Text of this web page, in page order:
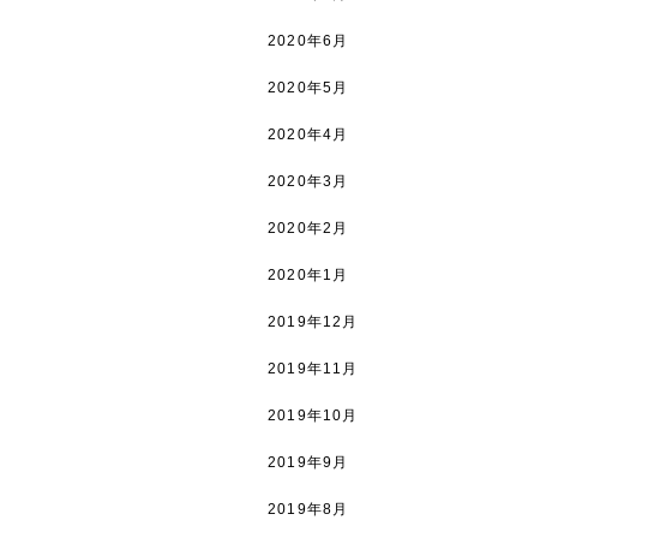
2020年6月
2020年5月
2020年4月
2020年3月
2020年2月
2020年1月
2019年12月
2019年11月
2019年10月
2019年9月
2019年8月